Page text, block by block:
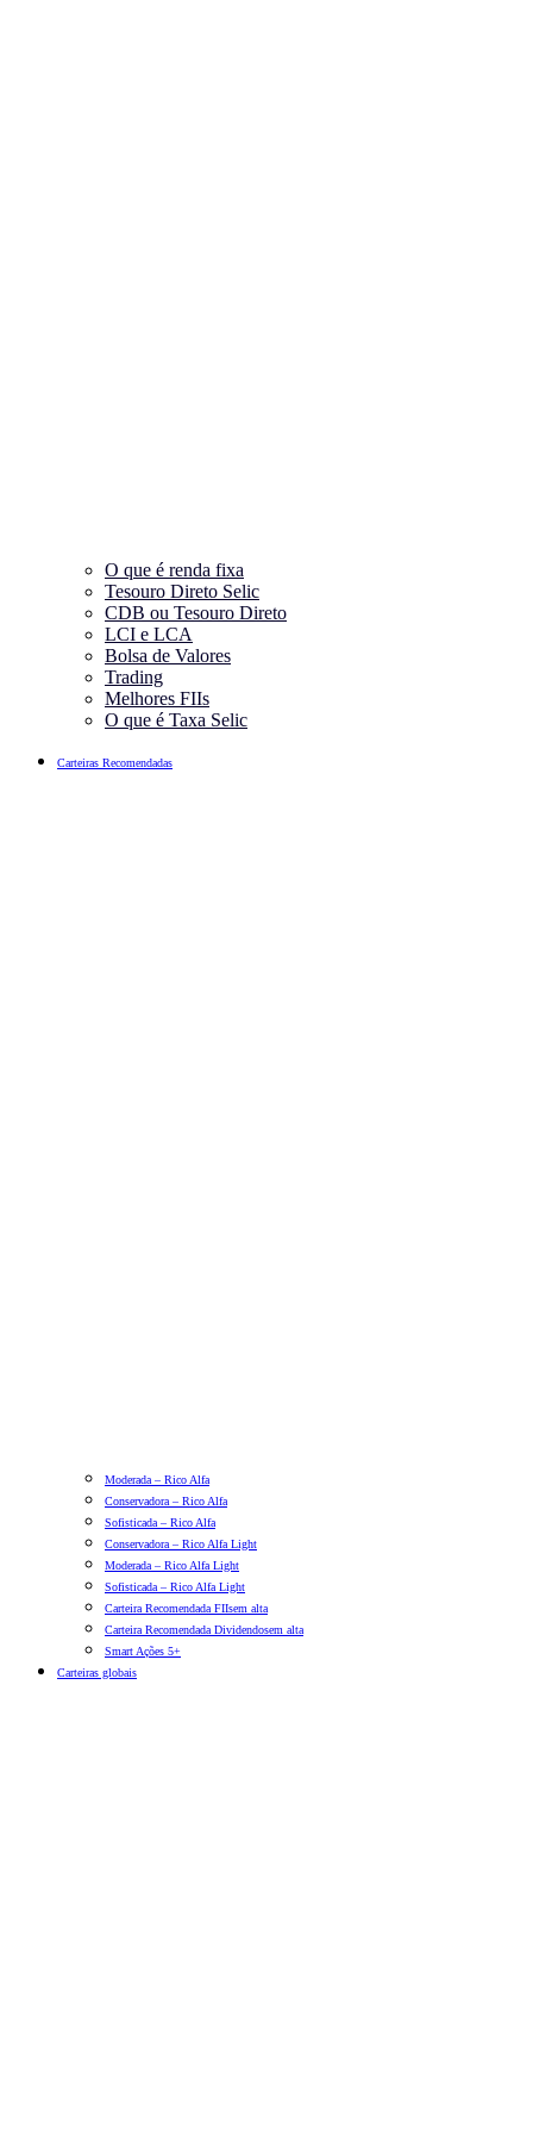
O que é renda fixa
Tesouro Direto Selic
CDB ou Tesouro Direto
LCI e LCA
Bolsa de Valores
Trading
Melhores FIIs
O que é Taxa Selic
Carteiras Recomendadas
Moderada – Rico Alfa
Conservadora – Rico Alfa
Sofisticada – Rico Alfa
Conservadora – Rico Alfa Light
Moderada – Rico Alfa Light
Sofisticada – Rico Alfa Light
Carteira Recomendada FIIsem alta
Carteira Recomendada Dividendosem alta
Smart Ações 5+
Carteiras globais